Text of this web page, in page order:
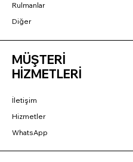
Rulmanlar
Diğer
MÜŞTERİ
HİZMETLERİ
İletişim
Hizmetler
WhatsApp